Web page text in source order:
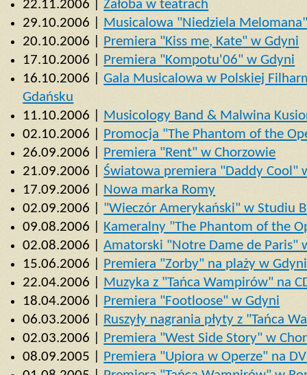
22.11.2006 |Żałoba w teatrach
29.10.2006 | Musicalowa "Niedziela
20.10.2006 | Premiera "Kiss me, Kate" w Gdyni
17.10.2006 | Premiera "Kompotu'06" w Gdyni
16.10.2006 |Gala Musicalowa w Polskiej
Gdańsku
11.10.2006 | Musicology Band & Malwina
02.10.2006 | Promocja "The Phantom of the
26.09.2006 | Premiera "Rent" w Chorzowie
21.09.2006 |Światowa premiera "Daddy Cool"
17.09.2006 | Nowa marka Romy
02.09.2006 | "Wieczór Amerykański" w Studiu
09.08.2006 | Kameralny "The Phantom of the
02.08.2006 |Amatorski "Notre Dame de Paris"
15.06.2006 | Premiera "Zorby" na plaży w
22.04.2006 | Muzyka z "Tańca Wampirów" na
18.04.2006 | Premiera "Footloose" w Gdyni
06.03.2006 | Ruszyły nagrania płyty z "Tańca
02.03.2006 | Premiera "West Side Story" w
08.09.2005 | Premiera "Upiora w Operze" na